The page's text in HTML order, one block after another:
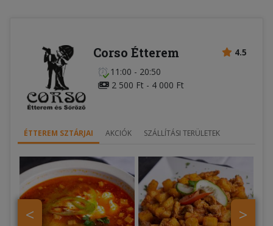
4.5
Corso Étterem
11:00 - 20:50
2 500 Ft - 4 000 Ft
ÉTTEREM SZTÁRJAI AKCIÓK SZÁLLÍTÁSI TERÜLETEK
>
<